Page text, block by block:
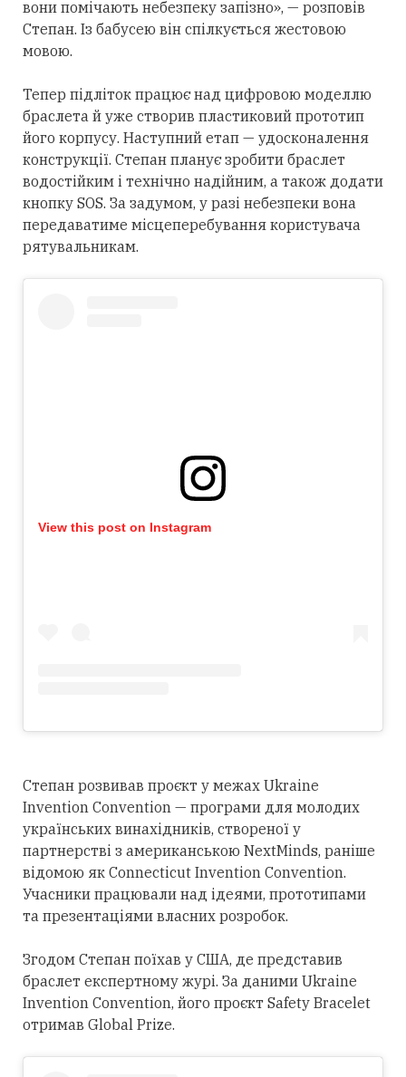
вони помічають небезпеку запізно», — розповів
Степан. Із бабусею він спілкується жестовою
мовою.
Тепер підліток працює над цифровою моделлю
браслета й уже створив пластиковий прототип
його корпусу. Наступний етап — удосконалення
конструкції. Степан планує зробити браслет
водостійким і технічно надійним, а також додати
кнопку SOS. За задумом, у разі небезпеки вона
передаватиме місцеперебування користувача
рятувальникам.
View this post on Instagram
Степан розвивав проєкт у межах Ukraine
Invention Convention — програми для молодих
українських винахідників, створеної у
партнерстві з американською NextMinds, раніше
відомою як Connecticut Invention Convention.
Учасники працювали над ідеями, прототипами
та презентаціями власних розробок.
Згодом Степан поїхав у США, де представив
браслет експертному журі. За даними Ukraine
Invention Convention, його проєкт Safety Bracelet
отримав Global Prize.